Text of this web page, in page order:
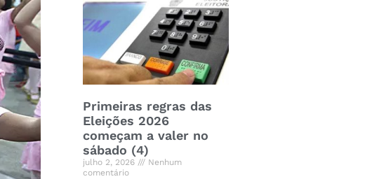
Primeiras regras das
Eleições 2026
começam a valer no
sábado (4)
julho 2, 2026
Nenhum
comentário